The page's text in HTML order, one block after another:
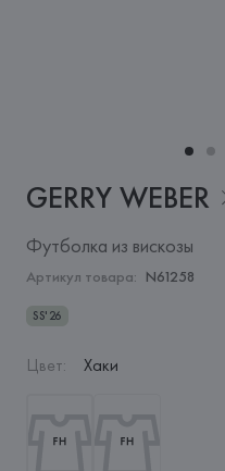
GERRY WEBER
Футболка из вискозы
Артикул товара: N61258
SS'26
Цвет: Хаки